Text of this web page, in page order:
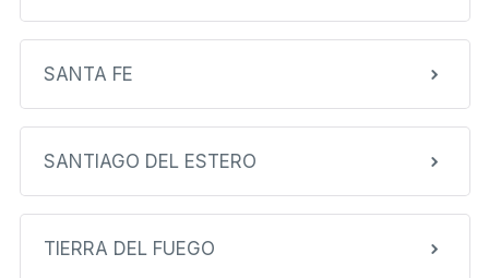
SANTA FE
SANTIAGO DEL ESTERO
TIERRA DEL FUEGO